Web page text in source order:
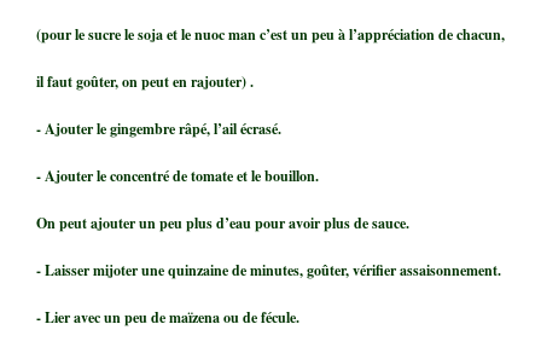
(pour le sucre le soja et le nuoc man c’est un peu à l’appréciation de chacun,
il faut goûter, on peut en rajouter) .
- Ajouter le gingembre râpé, l’ail écrasé.
- Ajouter le concentré de tomate et le bouillon.
On peut ajouter un peu plus d’eau pour avoir plus de sauce.
- Laisser mijoter une quinzaine de minutes, goûter, vérifier assaisonnement.
- Lier avec un peu de maïzena ou de fécule.